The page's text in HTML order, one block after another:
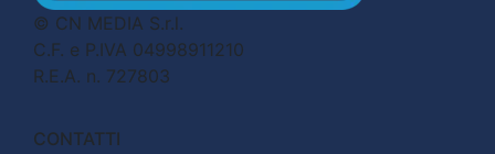
© CN MEDIA S.r.l.
C.F. e P.IVA 04998911210
R.E.A. n. 727803
CONTATTI